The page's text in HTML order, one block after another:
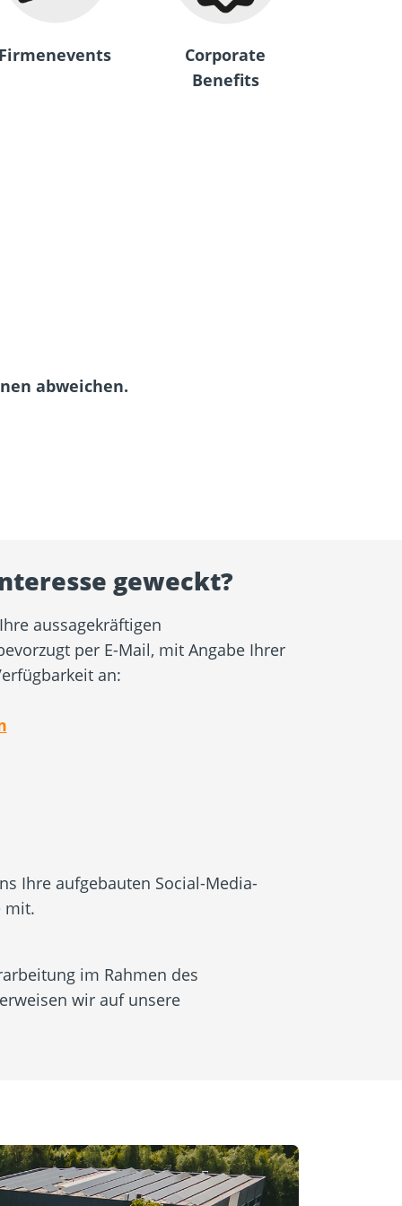
Corporate
Benefits
abweichen.
geweckt?
aussagekräftigen
per E-Mail, mit Angabe Ihrer
an:
Ihre aufgebauten Social-Media-
mit.
im Rahmen des
wir auf unsere